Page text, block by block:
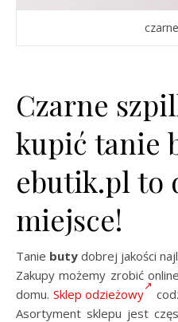
Czarne
kupić tanie
ebutik.pl to
miejsce!
Tanie buty dobrej jakości
Zakupy możemy zrobić
domu. Sklep odzieżowy
Asortyment sklepu jest